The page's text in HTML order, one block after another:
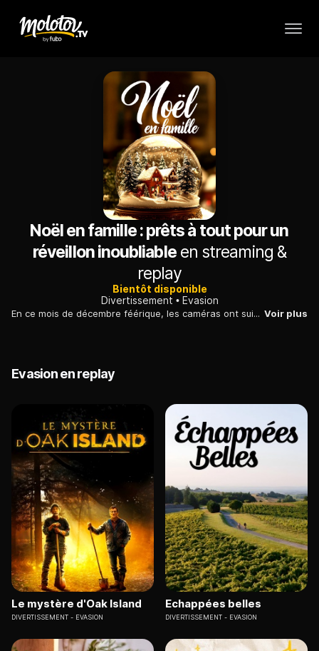
Noël en famille : prêts à tout pour un
réveillon inoubliableen streaming &
replay
Bientôt disponible
Divertissement
Evasion
En ce mois de décembre féérique, les caméras ont suivi cinq familles, à travers la France, déterminées à fêter un Noël magique et inoubliable. Voir plus
Evasion en replay
Le mystère d'Oak Island
DIVERTISSEMENT EVASION
Echappées belles
DIVERTISSEMENT EVASION